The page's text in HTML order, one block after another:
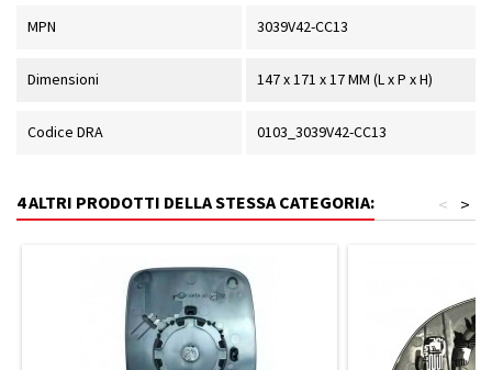
MPN 3039V42-CC13
Dimensioni 147 x 171 x 17 MM (L x P x H)
Codice DRA 0103_3039V42-CC13
4 ALTRI PRODOTTI DELLA STESSA CATEGORIA: >
<